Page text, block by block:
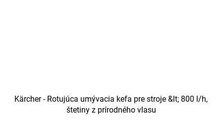
Kärcher - Rotujúca umývacia kefa pre stroje &lt; 800 l/h,
štetiny z prírodného vlasu